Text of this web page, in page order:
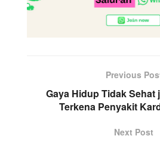
Previous
Gaya Hidup Tidak Sehat
Terkena Penyakit
Next Post